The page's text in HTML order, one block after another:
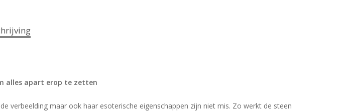
alles apart erop te zetten
verbeelding maar ook haar esoterische eigenschappen zijn niet mis. Zo werkt de steen